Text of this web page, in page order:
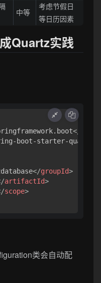
中等
考虑节假日
等日历因素
Quartz实践
</
boot-starter-quartz
</groupId>
artifactId>
scope>
类会自动配